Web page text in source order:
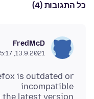
כל התגובות (4)
FredMcD
13.9.2021, 5:17
is outdated or
the latest version